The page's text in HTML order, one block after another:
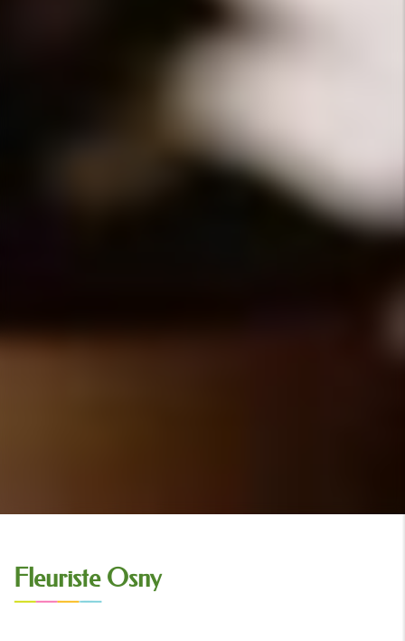
Fleuriste Osny